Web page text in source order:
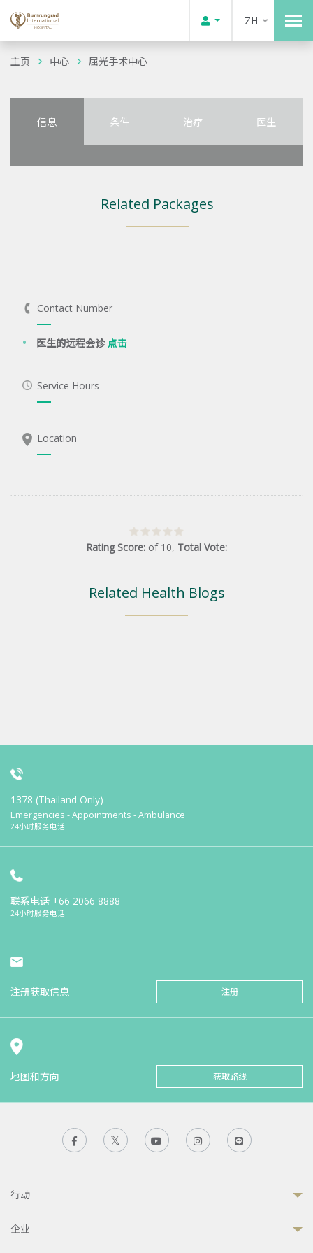
ZH
主页 中心 屈光手术中心
信息 条件 治疗 医生
Related Packages
Contact Number
医生的远程会诊点击
Service Hours
Location
Rating Score: of 10, Total Vote:
Related Health Blogs
1378 (Thailand Only)
Emergencies - Appointments - Ambulance
24小时服务电话
联系电话 +66 2066 8888
24小时服务电话
注册获取信息 注册
地图和方向 获取路线
行动
企业